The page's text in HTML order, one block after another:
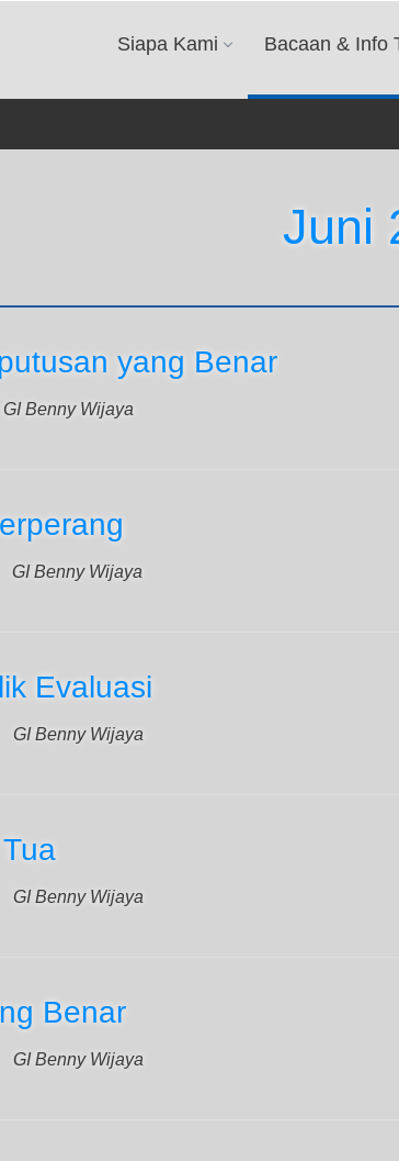
Siapa Kami Bacaan & Info
Juni
yang Benar
GI Benny Wijaya
GI Benny Wijaya
Evaluasi
GI Benny Wijaya
GI Benny Wijaya
Benar
GI Benny Wijaya